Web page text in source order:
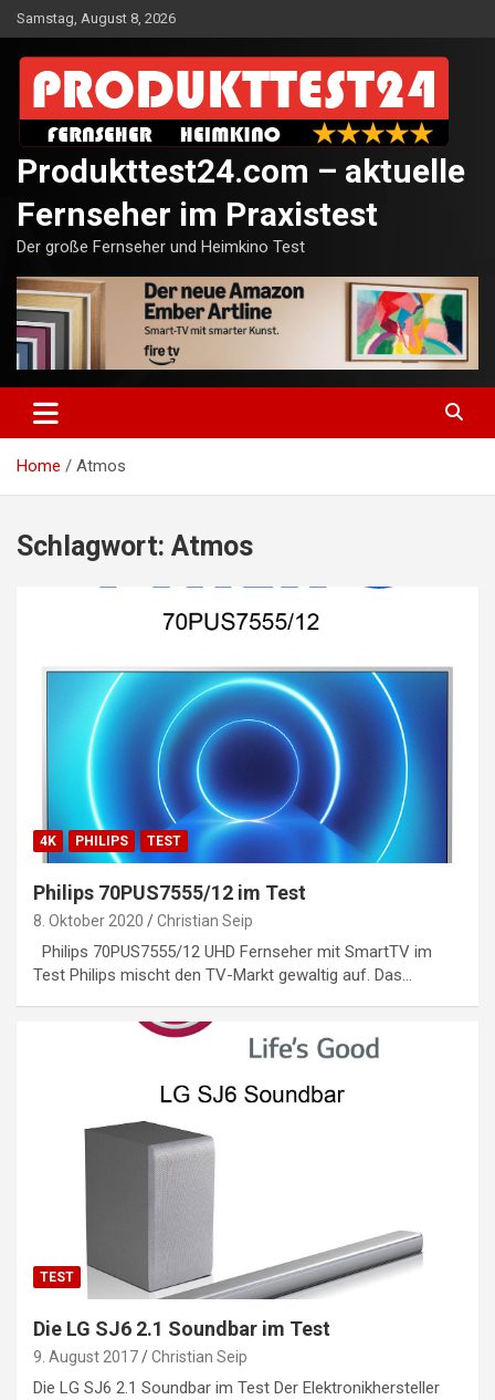
Skip
to
content
Samstag, August 8, 2026
Produkttest24.com – aktuelle
Fernseher im Praxistest
Der große Fernseher und Heimkino Test
Home Atmos
Schlagwort: Atmos
4K PHILIPS TEST
Philips 70PUS7555/12 im Test
8. Oktober 2020 Christian Seip
Philips 70PUS7555/12 UHD Fernseher mit SmartTV im
Test Philips mischt den TV-Markt gewaltig auf. Das…
TEST
Die LG SJ6 2.1 Soundbar im Test
9. August 2017 Christian Seip
Die LG SJ6 2.1 Soundbar im Test Der Elektronikhersteller